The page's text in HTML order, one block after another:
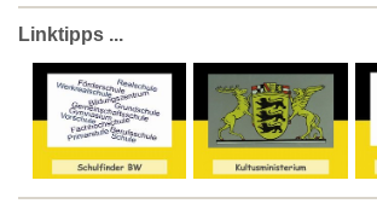
Linktipps ...